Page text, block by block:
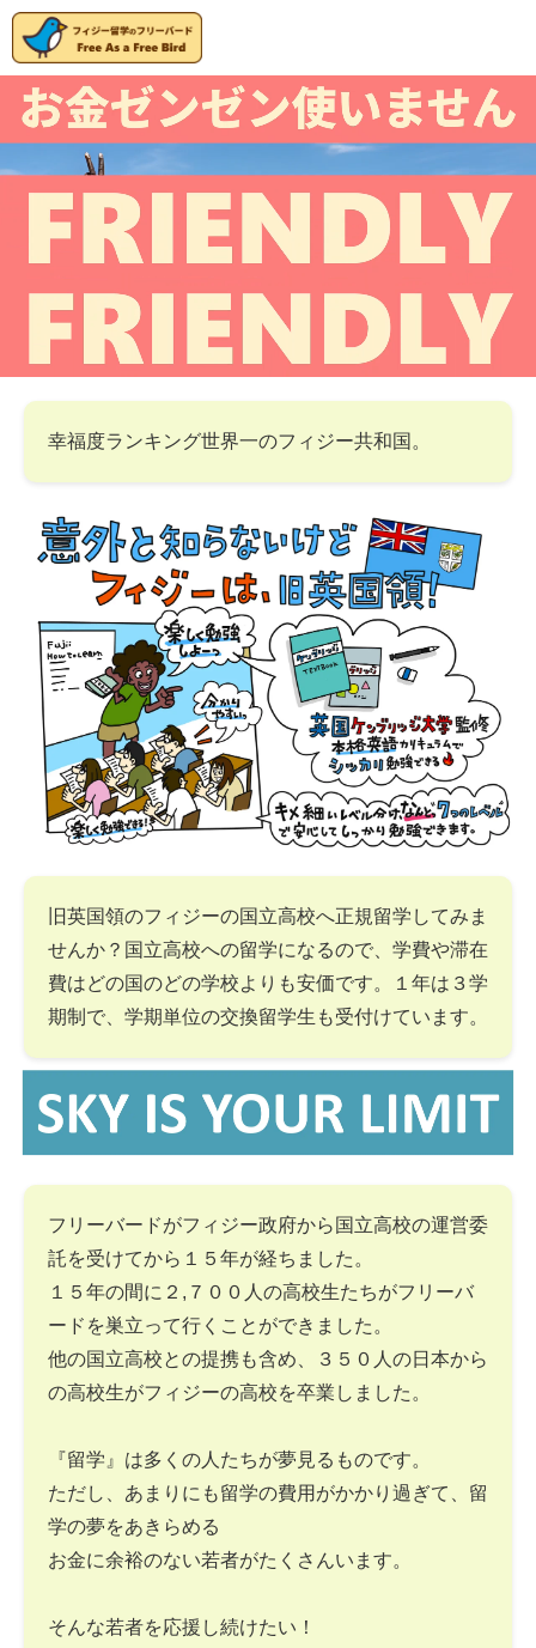
幸福度ランキング世界一のフィジー共和国。
旧英国領のフィジーの国立高校へ正規留学してみま
せんか？国立高校への留学になるので、学費や滞在
費はどの国のどの学校よりも安価です。１年は３学
期制で、学期単位の交換留学生も受付けています。
フリーバードがフィジー政府から国立高校の運営委
託を受けてから１５年が経ちました。
１５年の間に２,７００人の高校生たちがフリーバ
ードを巣立って行くことができました。
他の国立高校との提携も含め、３５０人の日本から
の高校生がフィジーの高校を卒業しました。
『留学』は多くの人たちが夢見るものです。
ただし、あまりにも留学の費用がかかり過ぎて、留
学の夢をあきらめる
お金に余裕のない若者がたくさんいます。
そんな若者を応援し続けたい！